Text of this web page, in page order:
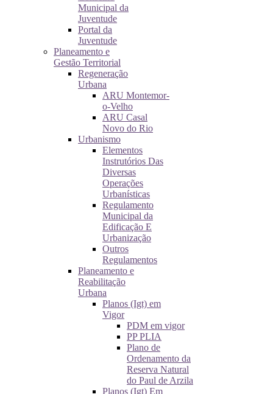
Municipal da
Juventude
Portal da
Juventude
Planeamento e
Gestão Territorial
Regeneração
Urbana
ARU Montemor-
o-Velho
ARU Casal
Novo do Rio
Urbanismo
Elementos
Instrutórios Das
Diversas
Operações
Urbanísticas
Regulamento
Municipal da
Edificação E
Urbanização
Outros
Regulamentos
Planeamento e
Reabilitação
Urbana
Planos (Igt) em
Vigor
PDM em vigor
PP PLIA
Plano de
Ordenamento da
Reserva Natural
do Paul de Arzila
Planos (Igt) Em